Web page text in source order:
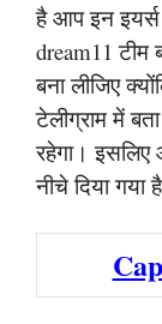
है आप इन
dream11 टीम
बना लीजिए
टेलीग्राम में
रहेगा। इसलिए
नीचे दिया गया